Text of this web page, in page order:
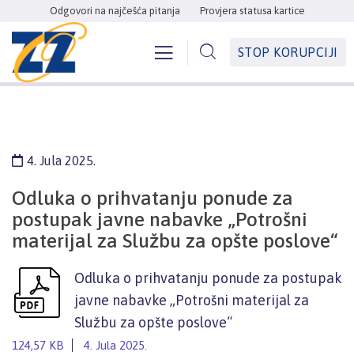
Odgovori na najčešća pitanja Provjera statusa kartice
STOP KORUPCIJI
4. Jula 2025.
Odluka o prihvatanju ponude za
postupak javne nabavke „Potrošni
materijal za Službu za opšte poslove“
Odluka o prihvatanju ponude za postupak
javne nabavke „Potrošni materijal za
Službu za opšte poslove“
124,57 KB 4. Jula 2025.